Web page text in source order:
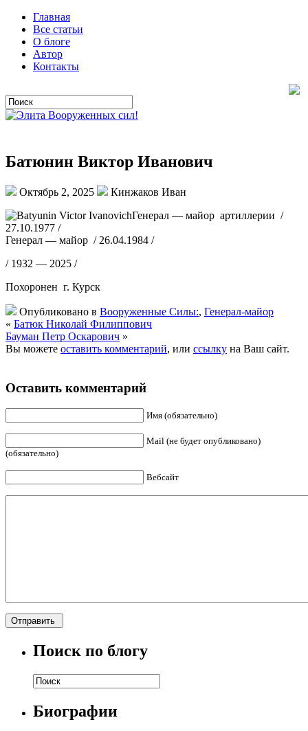
Главная
Все статьи
О блоге
Автор
Контакты
Батюнин Виктор Иванович
Октябрь 2, 2025
Кинжаков Иван
Генерал — майор артиллерии /
27.10.1977 /
Генерал — майор / 26.04.1984 /
/ 1932 — 2025 /
Похоронен г. Курск
Опубликовано в Вооруженные Силы:, Генерал-майор
« Батюк Николай Филиппович
Бауман Петр Оскарович »
Вы можете оставить комментарий, или ссылку на Ваш сайт.
Оставить комментарий
Имя (обязательно)
Mail (не будет опубликовано)
(обязательно)
Вебсайт
Поиск по блогу
Биографии